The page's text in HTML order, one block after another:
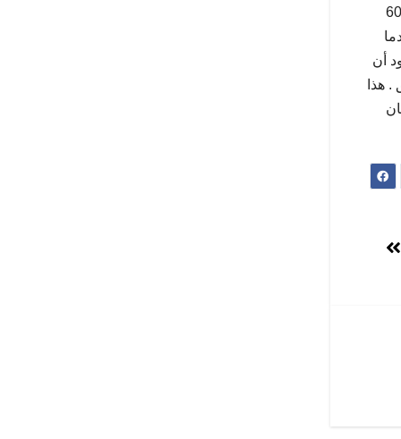
بحي بن حمودة سيدي بلعباس . وحسب شهود العيان فإن الضحية يبلغ من العمر 60
أن
، وتتكون كل عمارة من 9 طوابق . هذا